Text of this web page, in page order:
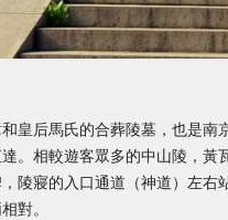
皇后馬氏的合葬陵墓，也是
。相較遊客眾多的中山陵，
陵寢的入口通道（神道）左
對。